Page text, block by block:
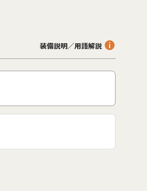
装備説明／用語解説